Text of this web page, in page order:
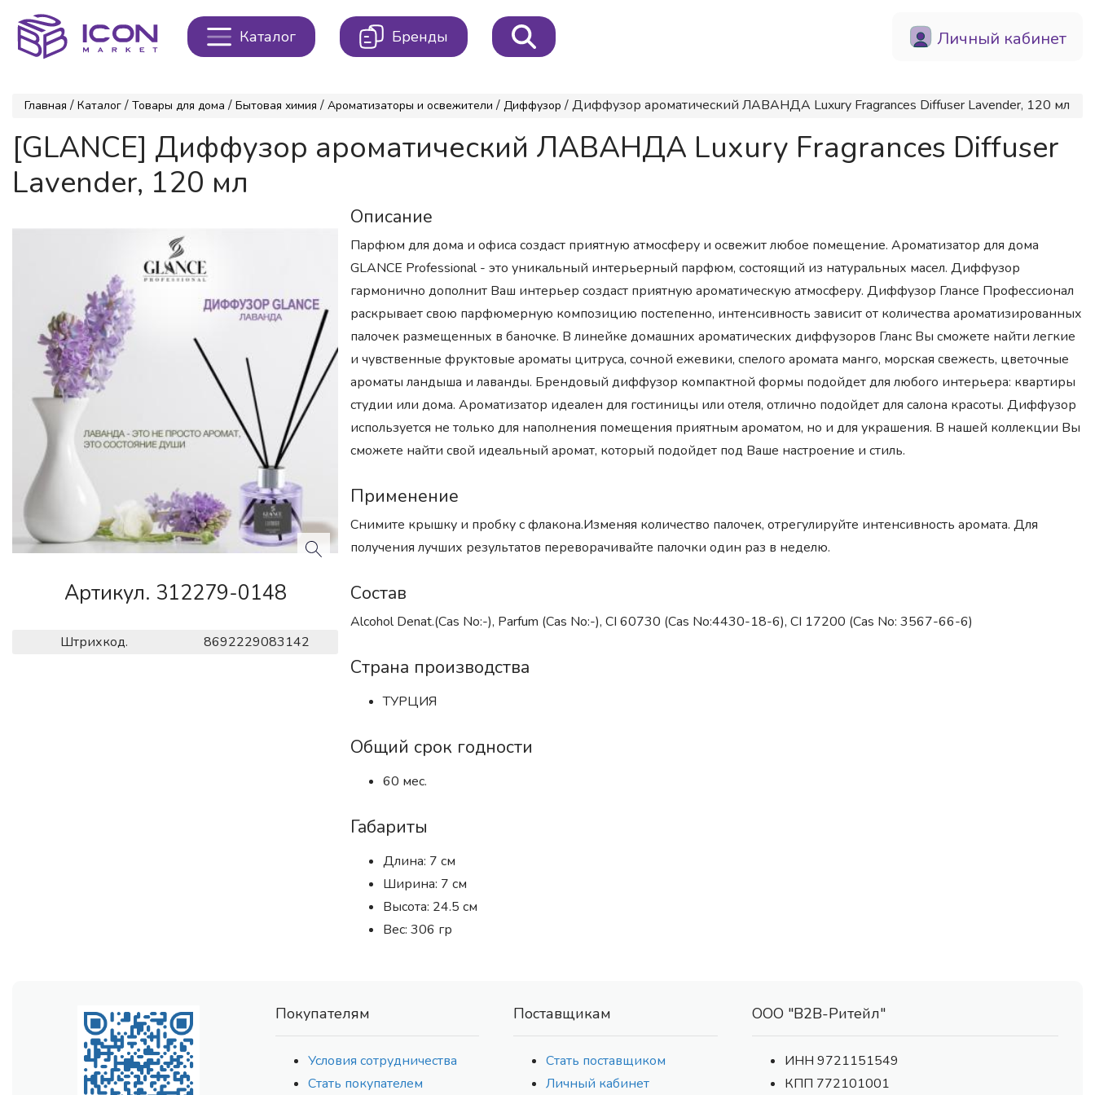
Каталог Бренды Личный кабинет
Главная / Каталог / Товары для дома / Бытовая химия / Ароматизаторы и освежители / Диффузор / Диффузор ароматический ЛАВАНДА Luxury Fragrances Diffuser Lavender, 120 мл
[GLANCE] Диффузор ароматический ЛАВАНДА Luxury Fragrances Diffuser
Lavender, 120 мл
Артикул. 312279-0148
Штрихкод. 8692229083142
Описание
Парфюм для дома и офиса создаст приятную атмосферу и освежит любое помещение. Ароматизатор для дома
GLANCE Professional - это уникальный интерьерный парфюм, состоящий из натуральных масел. Диффузор
гармонично дополнит Ваш интерьер создаст приятную ароматическую атмосферу. Диффузор Глансе Профессионал
раскрывает свою парфюмерную композицию постепенно, интенсивность зависит от количества ароматизированных
палочек размещенных в баночке. В линейке домашних ароматических диффузоров Гланс Вы сможете найти легкие
и чувственные фруктовые ароматы цитруса, сочной ежевики, спелого аромата манго, морская свежесть, цветочные
ароматы ландыша и лаванды. Брендовый диффузор компактной формы подойдет для любого интерьера: квартиры
студии или дома. Ароматизатор идеален для гостиницы или отеля, отлично подойдет для салона красоты. Диффузор
используется не только для наполнения помещения приятным ароматом, но и для украшения. В нашей коллекции Вы
сможете найти свой идеальный аромат, который подойдет под Ваше настроение и стиль.
Применение
Снимите крышку и пробку с флакона.Изменяя количество палочек, отрегулируйте интенсивность аромата. Для
получения лучших результатов переворачивайте палочки один раз в неделю.
Состав
Alcohol Denat.(Cas No:-), Parfum (Cas No:-), CI 60730 (Cas No:4430-18-6), CI 17200 (Cas No: 3567-66-6)
Страна производства
ТУРЦИЯ
Общий срок годности
60 мес.
Габариты
Длина: 7 см
Ширина: 7 см
Высота: 24.5 см
Вес: 306 гр
Покупателям
Условия сотрудничества
Стать покупателем
Поставщикам
Стать поставщиком
Личный кабинет
ООО "В2В-Ритейл"
ИНН 9721151549
КПП 772101001